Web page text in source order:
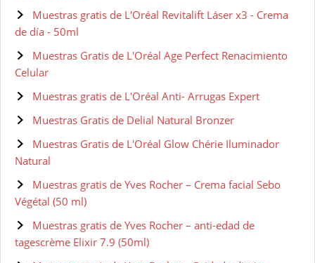
Muestras gratis de L'Oréal Revitalift Láser x3 - Crema
de día - 50ml
Muestras Gratis de L'Oréal Age Perfect Renacimiento
Celular
Muestras gratis de L'Oréal Anti- Arrugas Expert
Muestras Gratis de Delial Natural Bronzer
Muestras Gratis de L'Oréal Glow Chérie Iluminador
Natural
Muestras gratis de Yves Rocher – Crema facial Sebo
Végétal (50 ml)
Muestras gratis de Yves Rocher – anti-edad de
tagescrème Elixir 7.9 (50ml)